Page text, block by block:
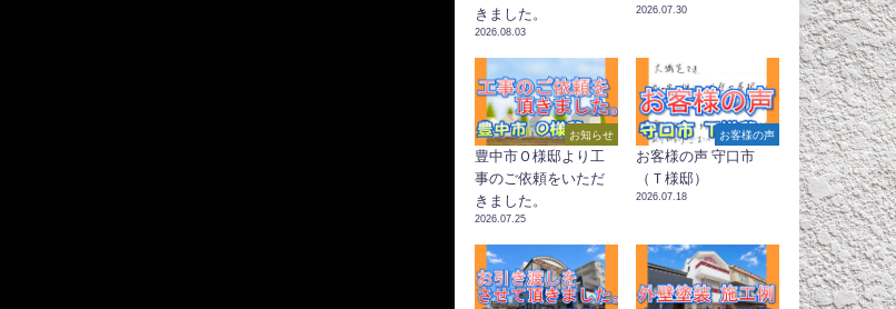
きました。
2026.08.03
2026.07.30
お知らせ
豊中市Ｏ様邸より工
事のご依頼をいただ
きました。
2026.07.25
お客様の声
お客様の声 守口市
（Ｔ様邸）
2026.07.18